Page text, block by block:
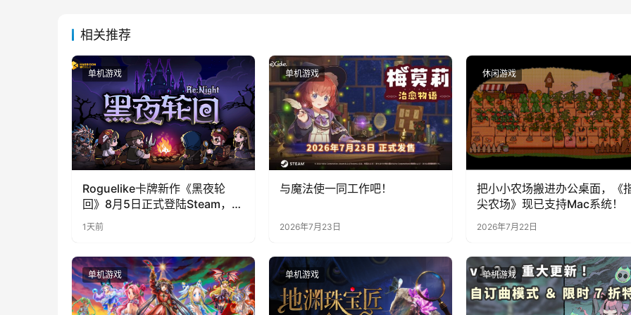
相关推荐
单机游戏
Roguelike卡牌新作《黑夜轮
回》8月5日正式登陆Steam，首
发9折优惠开启
1天前
单机游戏
与魔法使一同工作吧！
2026年7月23日
休闲游戏
把小小农场搬进办公桌面，《
尖农场》现已支持Mac系统！
2026年7月22日
单机游戏 单机游戏 单机游戏